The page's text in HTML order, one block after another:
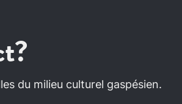
du milieu culturel gaspésien.